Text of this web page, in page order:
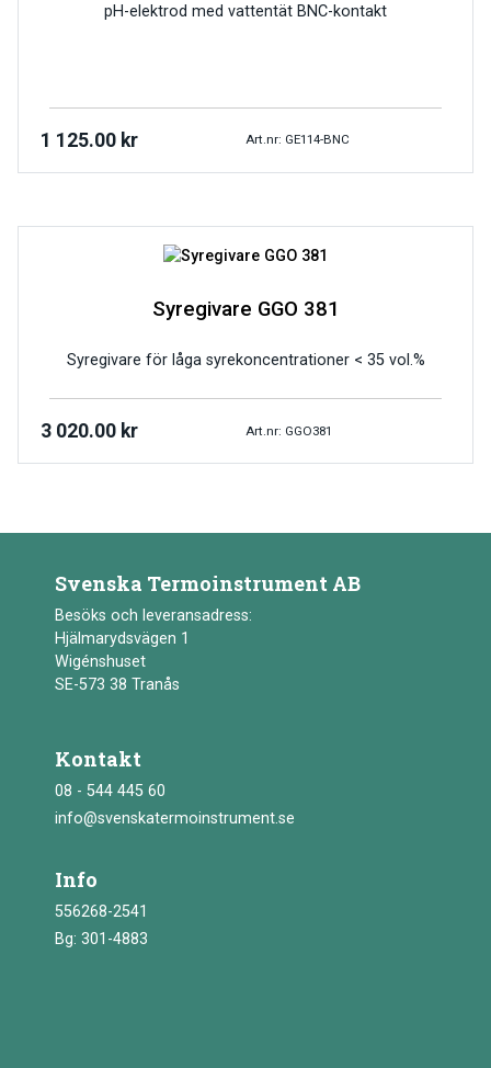
pH-elektrod med vattentät BNC-kontakt
1 125.00 kr Art.nr: GE114-BNC
Syregivare GGO 381
Syregivare för låga syrekoncentrationer < 35 vol.%
3 020.00 kr Art.nr: GGO381
Svenska Termoinstrument AB
Besöks och leveransadress:
Hjälmarydsvägen 1
Wigénshuset
SE-573 38 Tranås
Kontakt
08 - 544 445 60
info@svenskatermoinstrument.se
Info
556268-2541
Bg: 301-4883